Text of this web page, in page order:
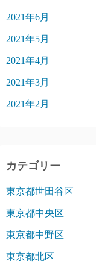
2021年6月
2021年5月
2021年4月
2021年3月
2021年2月
カテゴリー
東京都世田谷区
東京都中央区
東京都中野区
東京都北区